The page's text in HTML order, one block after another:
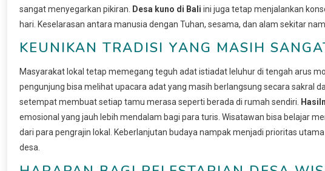
sangat menyegarkan pikiran.
Desa kuno di Bali ini juga tetap menjalankan
hari. Keselarasan antara manusia dengan Tuhan, sesama, dan alam sekitar
KEUNIKAN TRADISI YANG MASIH
Masyarakat lokal tetap memegang teguh adat istiadat leluhur di tengah arus
pengunjung bisa melihat upacara adat yang masih berlangsung secara sakral
setempat membuat setiap tamu merasa seperti berada di rumah sendiri.
emosional yang jauh lebih mendalam bagi para turis. Wisatawan bisa belajar
dari para pengrajin lokal. Keberlanjutan budaya nampak menjadi prioritas
desa.